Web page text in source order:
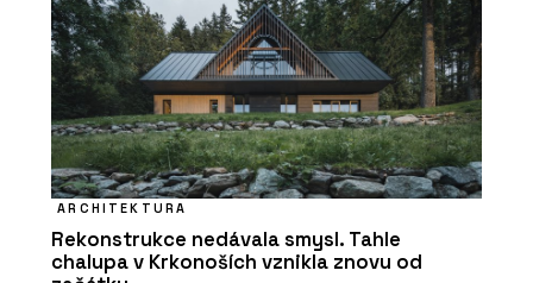
ARCHITEKTURA
Rekonstrukce nedávala smysl. Tahle
chalupa v Krkonoších vznikla znovu od